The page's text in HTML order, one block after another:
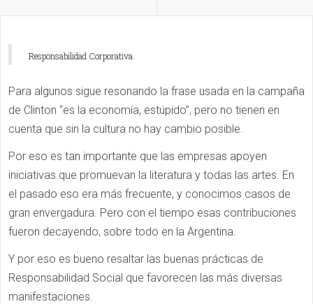
Responsabilidad Corporativa.
Para algunos sigue resonando la frase usada en la campaña
de Clinton “es la economía, estúpido”, pero no tienen en
cuenta que sin la cultura no hay cambio posible.
Por eso es tan importante que las empresas apoyen
iniciativas que promuevan la literatura y todas las artes. En
el pasado eso era más frecuente, y conocimos casos de
gran envergadura. Pero con el tiempo esas contribuciones
fueron decayendo, sobre todo en la Argentina.
Y por eso es bueno resaltar las buenas prácticas de
Responsabilidad Social que favorecen las más diversas
manifestaciones.